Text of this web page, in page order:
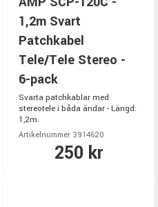
1,2m Svart
Patchkabel
Tele/Tele Stereo -
6-pack
Svarta patchkablar med
stereotele i båda ändar - Längd:
1,2m.
Artikelnummer 3914620
250 kr